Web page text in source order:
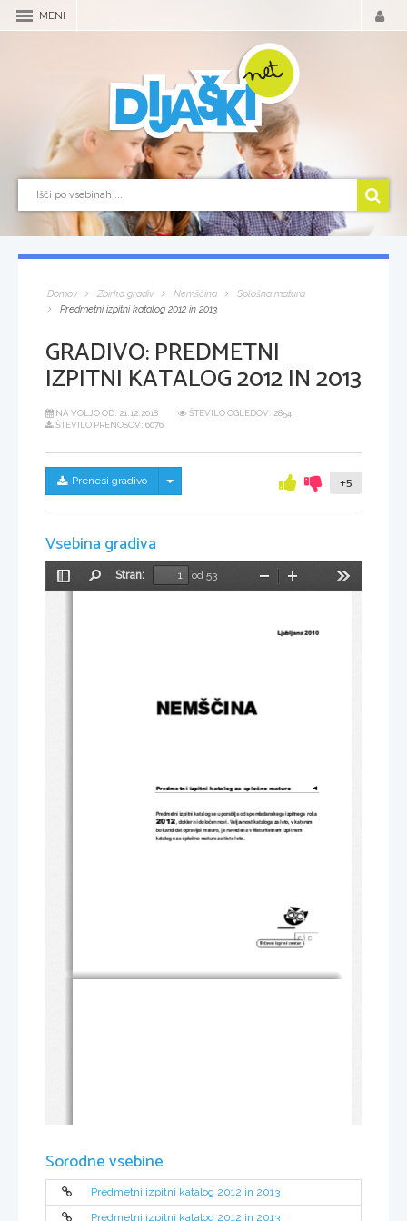
MENI
Domov Zbirka gradiv Nemščina
Splošna matura
Predmetni izpitni katalog 2012 in 2013
GRADIVO:PREDMETNI
IZPITNI KATALOG 2012 IN 2013
NA VOLJO OD: 21.12.2018
ŠTEVILO OGLEDOV: 2854
ŠTEVILO PRENOSOV: 6076
Prenesi gradivo Skrij/prikaži meni +5
Vsebina gradiva
Preklopi
Stran:
od 53
Pomanjšaj
Ljubljana 2010
NEMŠČINA
Predmetni izpitni katalog za splošno maturo ◄
Predmetni izpitni katalog se uporablja od spomladanskega izpitnega roka
2012 , dokler ni določen novi. Veljavnost kataloga za leto, v katerem
bo kandidat opravljal maturo, je navedena v Maturitetnem izpitnem
katalogu za splošno maturo za tisto leto.
Sorodne vsebine
Predmetni izpitni katalog 2012 in 2013
Predmetni izpitni katalog 2012 in 2013